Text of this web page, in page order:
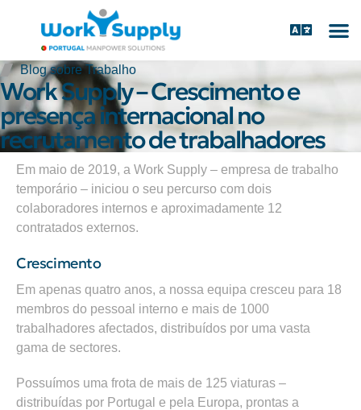
Blog sobre Trabalho
Work Supply – Crescimento e
presença internacional no
recrutamento de trabalhadores
Em maio de 2019, a Work Supply – empresa de trabalho
temporário – iniciou o seu percurso com dois
colaboradores internos e aproximadamente 12
contratados externos.
Crescimento
Em apenas quatro anos, a nossa equipa cresceu para 18
membros do pessoal interno e mais de 1000
trabalhadores afectados, distribuídos por uma vasta
gama de sectores.
Possuímos uma frota de mais de 125 viaturas –
distribuídas por Portugal e pela Europa, prontas a